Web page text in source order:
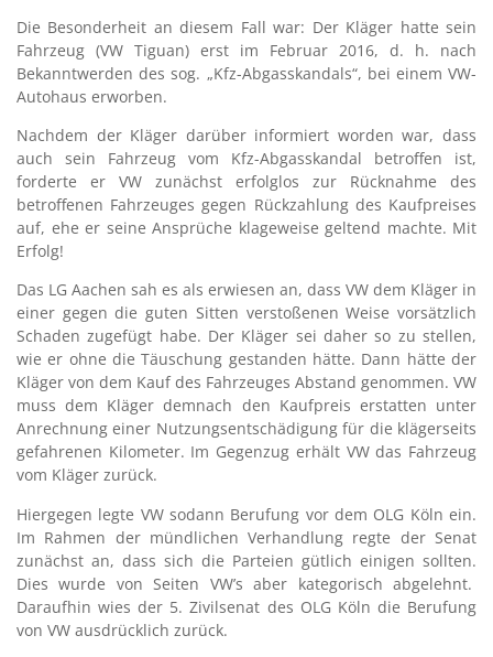
Die Besonderheit an diesem Fall war: Der Kläger hatte sein
Fahrzeug (VW Tiguan) erst im Februar 2016, d. h. nach
Bekanntwerden des sog. „Kfz-Abgasskandals“, bei einem VW-
Autohaus erworben.
Nachdem der Kläger darüber informiert worden war, dass
auch sein Fahrzeug vom Kfz-Abgasskandal betroffen ist,
forderte er VW zunächst erfolglos zur Rücknahme des
betroffenen Fahrzeuges gegen Rückzahlung des Kaufpreises
auf, ehe er seine Ansprüche klageweise geltend machte. Mit
Erfolg!
Das LG Aachen sah es als erwiesen an, dass VW dem Kläger in
einer gegen die guten Sitten verstoßenen Weise vorsätzlich
Schaden zugefügt habe. Der Kläger sei daher so zu stellen,
wie er ohne die Täuschung gestanden hätte. Dann hätte der
Kläger von dem Kauf des Fahrzeuges Abstand genommen. VW
muss dem Kläger demnach den Kaufpreis erstatten unter
Anrechnung einer Nutzungsentschädigung für die klägerseits
gefahrenen Kilometer. Im Gegenzug erhält VW das Fahrzeug
vom Kläger zurück.
Hiergegen legte VW sodann Berufung vor dem OLG Köln ein.
Im Rahmen der mündlichen Verhandlung regte der Senat
zunächst an, dass sich die Parteien gütlich einigen sollten.
Dies wurde von Seiten VW’s aber kategorisch abgelehnt.
Daraufhin wies der 5. Zivilsenat des OLG Köln die Berufung
von VW ausdrücklich zurück.